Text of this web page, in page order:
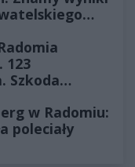
123
Szkoda
w Radomiu:
poleciały